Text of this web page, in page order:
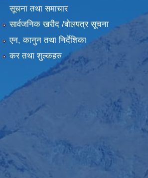
सूचना तथा समाचार
सार्वजनिक खरीद /बोलपत्र सूचना
एन, कानुन तथा निर्देशिका
कर तथा शुल्कहरु